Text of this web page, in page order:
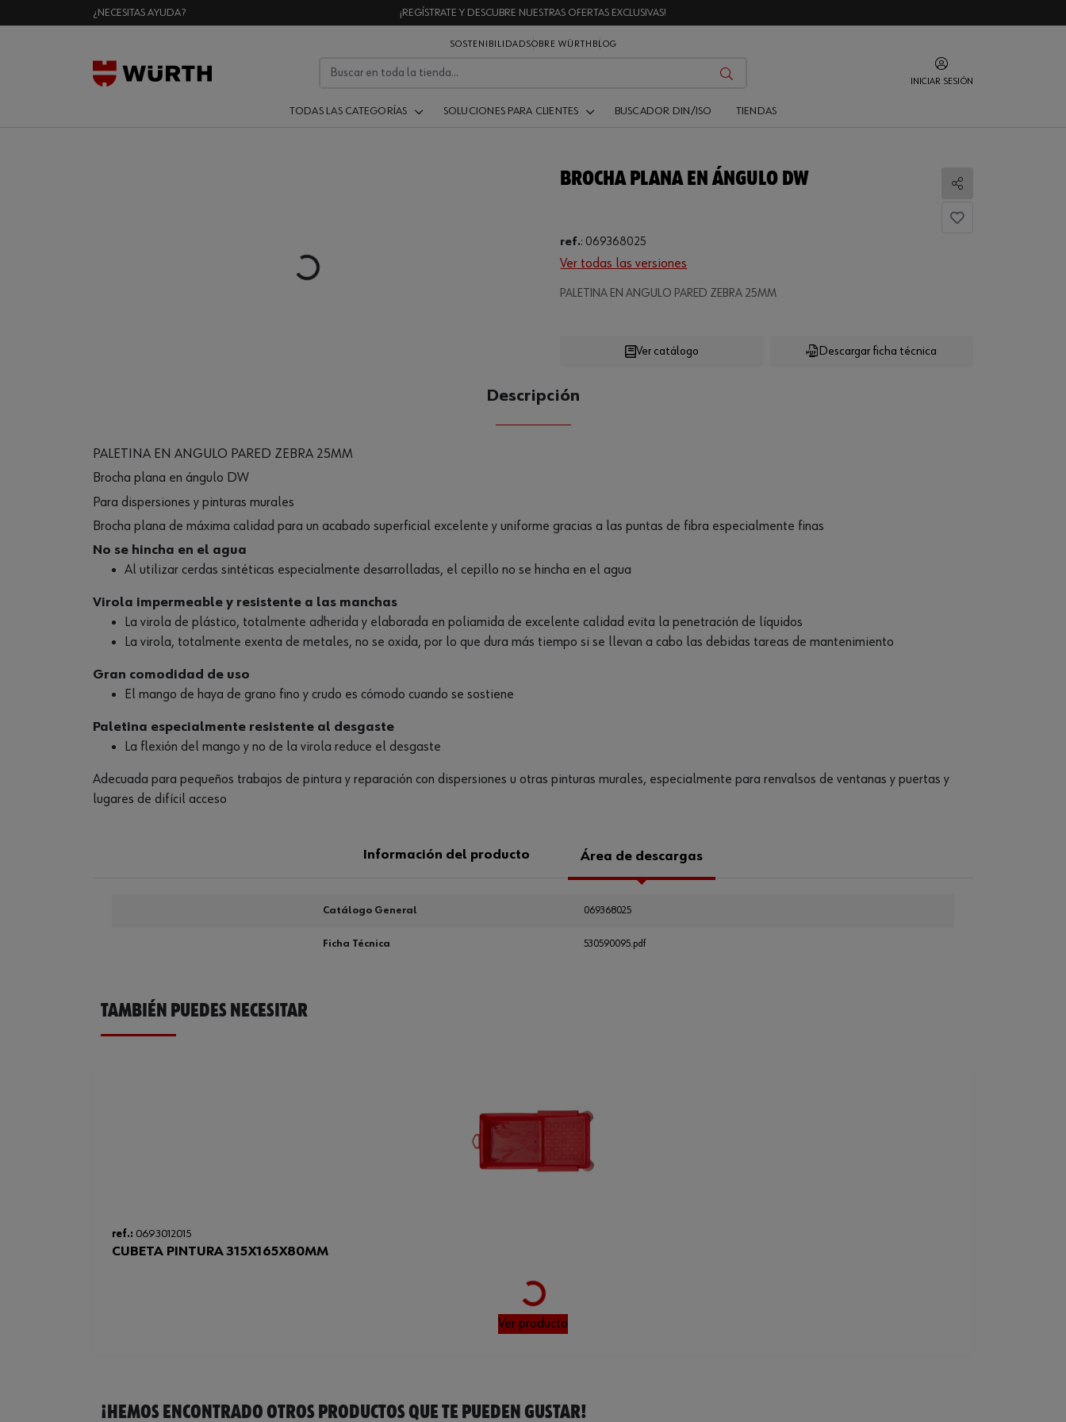
¿NECESITAS AYUDA? ¡REGÍSTRATE Y DESCUBRE NUESTRAS OFERTAS EXCLUSIVAS!
SOSTENIBILIDADSOBRE WÜRTH BLOG
INICIAR SESIÓN
TODAS LAS CATEGORÍAS SOLUCIONES PARA CLIENTES BUSCADOR DIN/ISO TIENDAS
Loading...
BROCHA PLANA EN ÁNGULO DW
Compartir
ref.: 069368025
Ver todas las versiones
PALETINA EN ANGULO PARED ZEBRA 25MM
Loading...
CANTIDAD
Descargar ficha técnica
Ver catálogo
Descripción
PALETINA EN ANGULO PARED ZEBRA 25MM
Brocha plana en ángulo DW
Para dispersiones y pinturas murales
Brocha plana de máxima calidad para un acabado superficial excelente y uniforme gracias a las puntas de fibra especialmente finas
No se hincha en el agua
Al utilizar cerdas sintéticas especialmente desarrolladas, el cepillo no se hincha en el agua
Virola impermeable y resistente a las manchas
La virola de plástico, totalmente adherida y elaborada en poliamida de excelente calidad evita la penetración de líquidos
La virola, totalmente exenta de metales, no se oxida, por lo que dura más tiempo si se llevan a cabo las debidas tareas de mantenimiento
Gran comodidad de uso
El mango de haya de grano fino y crudo es cómodo cuando se sostiene
Paletina especialmente resistente al desgaste
La flexión del mango y no de la virola reduce el desgaste
Adecuada para pequeños trabajos de pintura y reparación con dispersiones u otras pinturas murales, especialmente para renvalsos de ventanas y puertas y
lugares de difícil acceso
Información del producto Área de descargas
Catálogo General 069368025
Ficha Técnica 530590095.pdf
TAMBIÉN PUEDES NECESITAR
ref.: 0693012015
CUBETA PINTURA 315X165X80MM
Ver producto
¡HEMOS ENCONTRADO OTROS PRODUCTOS QUE TE PUEDEN GUSTAR!